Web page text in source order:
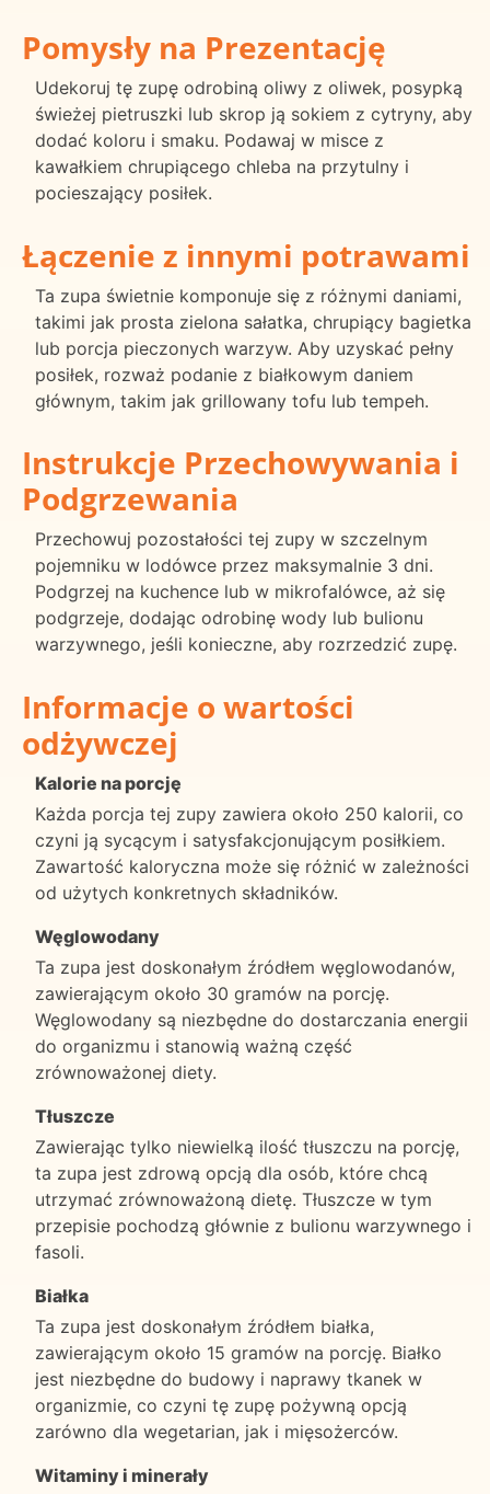
Pomysły na Prezentację
Udekoruj tę zupę odrobiną oliwy z oliwek, posypką
świeżej pietruszki lub skrop ją sokiem z cytryny, aby
dodać koloru i smaku. Podawaj w misce z
kawałkiem chrupiącego chleba na przytulny i
pocieszający posiłek.
Łączenie z innymi potrawami
Ta zupa świetnie komponuje się z różnymi daniami,
takimi jak prosta zielona sałatka, chrupiący bagietka
lub porcja pieczonych warzyw. Aby uzyskać pełny
posiłek, rozważ podanie z białkowym daniem
głównym, takim jak grillowany tofu lub tempeh.
Instrukcje Przechowywania i
Podgrzewania
Przechowuj pozostałości tej zupy w szczelnym
pojemniku w lodówce przez maksymalnie 3 dni.
Podgrzej na kuchence lub w mikrofalówce, aż się
podgrzeje, dodając odrobinę wody lub bulionu
warzywnego, jeśli konieczne, aby rozrzedzić zupę.
Informacje o wartości
odżywczej
Kalorie na porcję
Każda porcja tej zupy zawiera około 250 kalorii, co
czyni ją sycącym i satysfakcjonującym posiłkiem.
Zawartość kaloryczna może się różnić w zależności
od użytych konkretnych składników.
Węglowodany
Ta zupa jest doskonałym źródłem węglowodanów,
zawierającym około 30 gramów na porcję.
Węglowodany są niezbędne do dostarczania energii
do organizmu i stanowią ważną część
zrównoważonej diety.
Tłuszcze
Zawierając tylko niewielką ilość tłuszczu na porcję,
ta zupa jest zdrową opcją dla osób, które chcą
utrzymać zrównoważoną dietę. Tłuszcze w tym
przepisie pochodzą głównie z bulionu warzywnego i
fasoli.
Białka
Ta zupa jest doskonałym źródłem białka,
zawierającym około 15 gramów na porcję. Białko
jest niezbędne do budowy i naprawy tkanek w
organizmie, co czyni tę zupę pożywną opcją
zarówno dla wegetarian, jak i mięsożerców.
Witaminy i minerały